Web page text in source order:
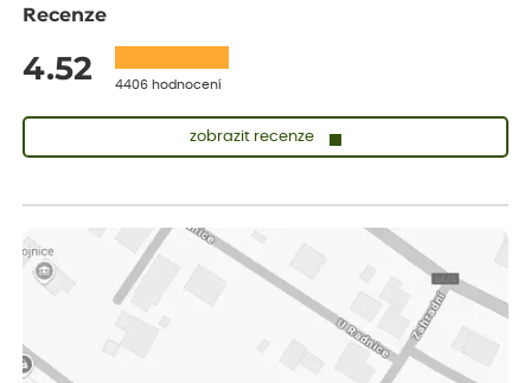
Recenze
4.52 4406 hodnocení
zobrazit recenze
Měla jsem pouze 1objednavku a zatím jsem spokojená se
sazenicemi
Miroslava
ověřený nákup
Rostliny byly v pořádku, dobře zabalené, celková spokojenost.